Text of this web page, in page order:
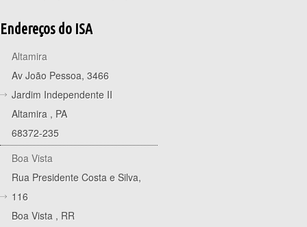
Endereços do ISA
Altamira
Av João Pessoa, 3466
Jardim Independente II
Altamira , PA
68372-235
Boa Vista
Rua Presidente Costa e Silva,
116
Boa Vista , RR